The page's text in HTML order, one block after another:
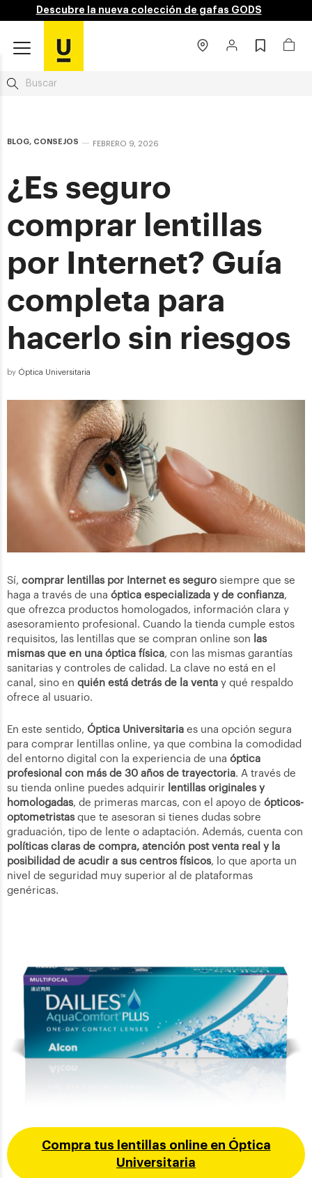
Descubre la nueva colección de gafas GODS
BLOG, CONSEJOS FEBRERO 9, 2026
¿Es seguro
comprar lentillas
por Internet? Guía
completa para
hacerlo sin riesgos
by Óptica Universitaria
Sí, comprar lentillas por Internet es seguro siempre que se
haga a través de una óptica especializada y de confianza,
que ofrezca productos homologados, información clara y
asesoramiento profesional. Cuando la tienda cumple estos
requisitos, las lentillas que se compran online son las
mismas que en una óptica física, con las mismas garantías
sanitarias y controles de calidad. La clave no está en el
canal, sino en quién está detrás de la venta y qué respaldo
ofrece al usuario.
En este sentido, Óptica Universitaria es una opción segura
para comprar lentillas online, ya que combina la comodidad
del entorno digital con la experiencia de una óptica
profesional con más de 30 años de trayectoria. A través de
su tienda online puedes adquirir lentillas originales y
homologadas, de primeras marcas, con el apoyo de ópticos-
optometristasque te asesoran si tienes dudas sobre
graduación, tipo de lente o adaptación. Además, cuenta con
políticas claras de compra, atención post venta real y la
posibilidad de acudir a sus centros físicos, lo que aporta un
nivel de seguridad muy superior al de plataformas
genéricas.
Compra tus lentillas online en Óptica
Universitaria